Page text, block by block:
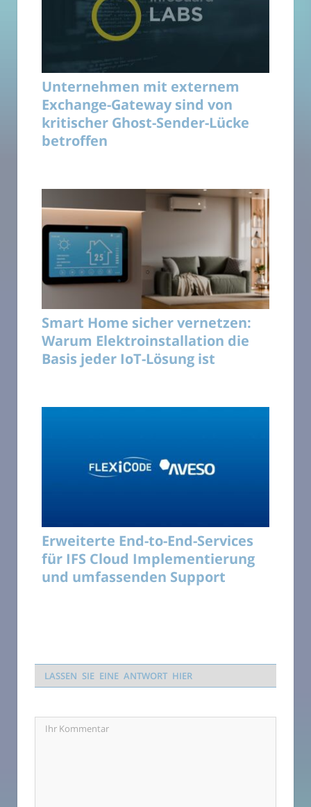
Unternehmen mit externem
Exchange-Gateway sind von
kritischer Ghost-Sender-Lücke
betroffen
Smart Home sicher vernetzen:
Warum Elektroinstallation die
Basis jeder IoT-Lösung ist
Erweiterte End-to-End-Services
für IFS Cloud Implementierung
und umfassenden Support
LASSEN SIE EINE ANTWORT HIER